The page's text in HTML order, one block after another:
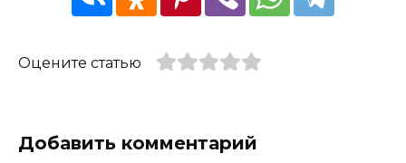
Оцените статью
Добавить комментарий